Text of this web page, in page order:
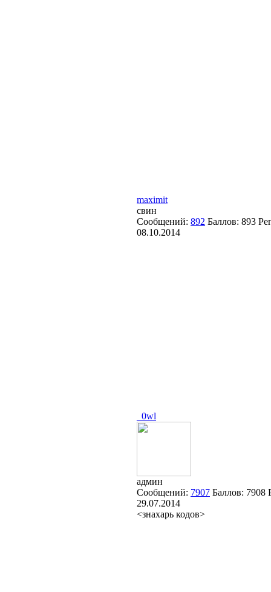
maximit
свин
Сообщений: 892 Баллов: 893
08.10.2014
_0wl
админ
Сообщений: 7907 Баллов: 7908
29.07.2014
<знахарь кодов>